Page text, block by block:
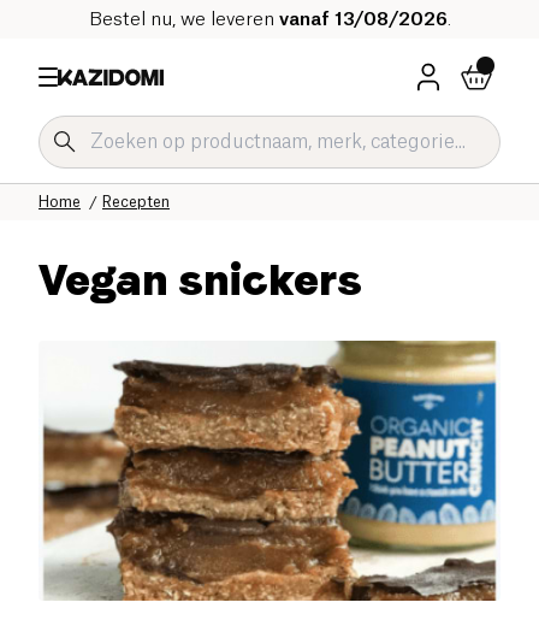
Bestel nu, we leveren vanaf 13/08/2026
Recepten
Home
Vegan snickers